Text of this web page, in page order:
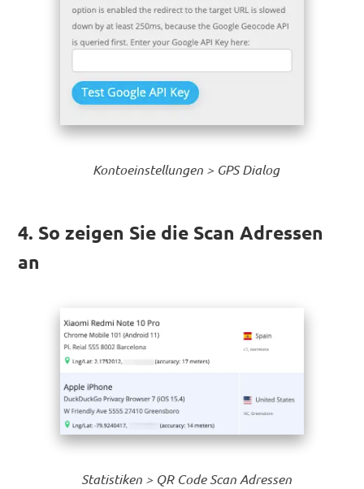
Kontoeinstellungen > GPS Dialog
4. So zeigen Sie die Scan Adressen
an
Statistiken > QR Code Scan Adressen